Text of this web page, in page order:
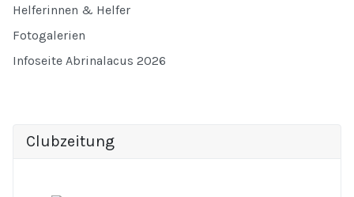
Helferinnen & Helfer
Fotogalerien
Infoseite Abrinalacus 2026
Clubzeitung